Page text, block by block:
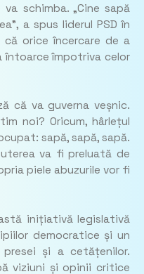
schimba. „Cine sapă
a spus liderul PSD în
că orice încercare de a
întoarce împotriva celor
că va guverna veșnic.
noi? Oricum, hârlețul
sapă, sapă, sapă.
va fi preluată de
piele abuzurile vor fi
inițiativă legislativă
democratice și un
și a cetățenilor.
viziuni și opinii critice